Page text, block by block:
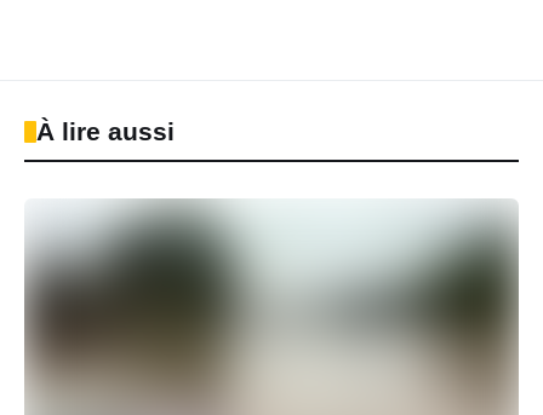
À lire aussi